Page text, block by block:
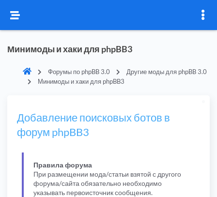
Минимоды и хаки для phpBB3
Форумы по phpBB 3.0
Другие моды для phpBB 3.0
Минимоды и хаки для phpBB3
Добавление поисковых ботов в
форум phpBB3
Правила форума
При размещении мода/статьи взятой с другого
форума/сайта обязательно необходимо
указывать первоисточник сообщения.